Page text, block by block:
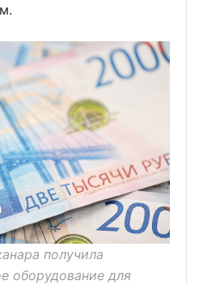
получила
оборудование для